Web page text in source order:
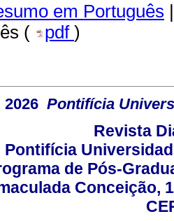
em Português |
(
pdf )
Pontifícia
Revista
Pontifícia
de Pós-
Conceição,